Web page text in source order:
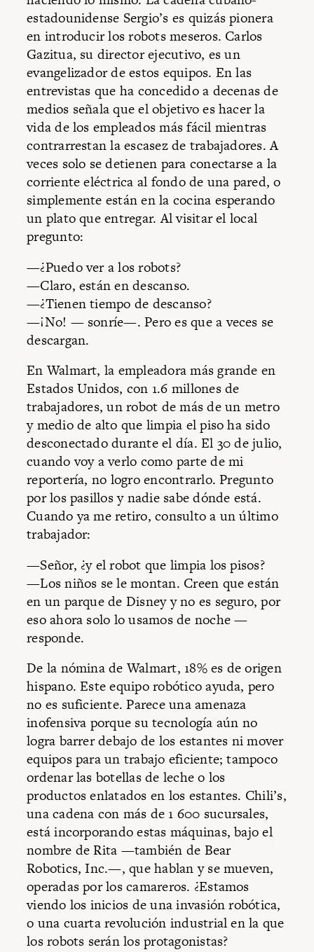
estadounidense Sergio’s es quizás pionera
en introducir los robots meseros. Carlos
Gazitua, su director ejecutivo, es un
evangelizador de estos equipos. En las
entrevistas que ha concedido a decenas de
medios señala que el objetivo es hacer la
vida de los empleados más fácil mientras
contrarrestan la escasez de trabajadores. A
veces solo se detienen para conectarse a la
corriente eléctrica al fondo de una pared, o
simplemente están en la cocina esperando
un plato que entregar. Al visitar el local
pregunto:
—¿Puedo ver a los robots?
—Claro, están en descanso.
—¿Tienen tiempo de descanso?
—¡No! — sonríe—. Pero es que a veces se
descargan.
En Walmart, la empleadora más grande en
Estados Unidos, con 1.6 millones de
trabajadores, un robot de más de un metro
y medio de alto que limpia el piso ha sido
desconectado durante el día. El 30 de julio,
cuando voy a verlo como parte de mi
reportería, no logro encontrarlo. Pregunto
por los pasillos y nadie sabe dónde está.
Cuando ya me retiro, consulto a un último
trabajador:
—Señor, ¿y el robot que limpia los pisos?
—Los niños se le montan. Creen que están
en un parque de Disney y no es seguro, por
eso ahora solo lo usamos de noche —
responde.
De la nómina de Walmart, 18% es de origen
hispano. Este equipo robótico ayuda, pero
no es suficiente. Parece una amenaza
inofensiva porque su tecnología aún no
logra barrer debajo de los estantes ni mover
equipos para un trabajo eficiente; tampoco
ordenar las botellas de leche o los
productos enlatados en los estantes. Chili’s,
una cadena con más de 1 600 sucursales,
está incorporando estas máquinas, bajo el
nombre de Rita —también de Bear
Robotics, Inc.—, que hablan y se mueven,
operadas por los camareros. ¿Estamos
viendo los inicios de una invasión robótica,
o una cuarta revolución industrial en la que
los robots serán los protagonistas?